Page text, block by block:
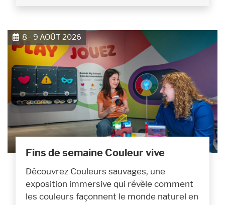
8 - 9 AOÛT 2026
Fins de semaine Couleur vive
Découvrez Couleurs sauvages, une
exposition immersive qui révèle comment
les couleurs façonnent le monde naturel en